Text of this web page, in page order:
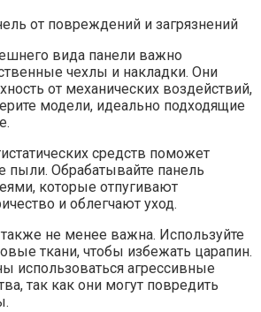
вида панели важно
чехлы и накладки. Они
от механических воздействий,
модели, идеально подходящие
средств поможет
пыли. Обрабатывайте панель
которые отпугивают
и облегчают уход.
также не менее важна. Используйте
ткани, чтобы избежать царапин.
использоваться агрессивные
так как они могут повредить